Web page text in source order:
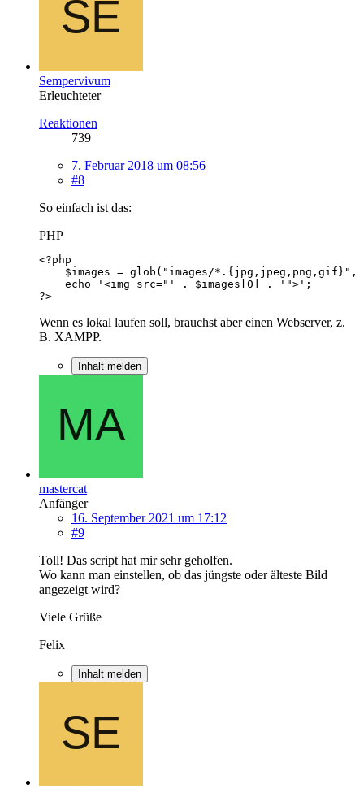
Sempervivum
Erleuchteter
Reaktionen
739
7. Februar 2018 um 08:56
#8
So einfach ist das:
PHP
?>
Wenn es lokal laufen soll, brauchst aber einen Webserver, z.
B. XAMPP.
Inhalt melden
mastercat
Anfänger
16. September 2021 um 17:12
#9
Toll! Das script hat mir sehr geholfen.
Wo kann man einstellen, ob das jüngste oder älteste Bild
angezeigt wird?
Viele Grüße
Felix
Inhalt melden